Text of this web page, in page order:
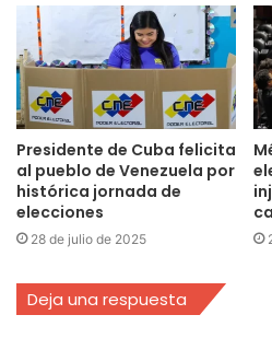
Presidente de Cuba felicita
al pueblo de Venezuela por
histórica jornada de
elecciones
28 de julio de 2025
Deja una respuesta